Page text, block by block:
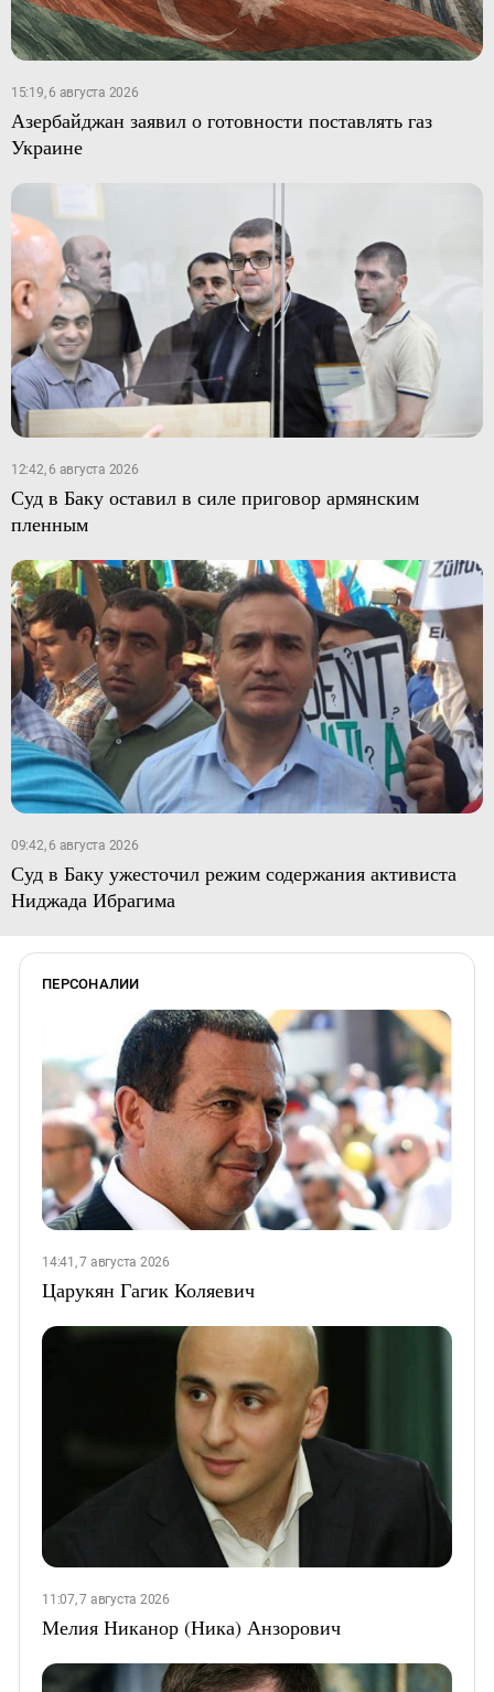
15:19, 6 августа 2026
Азербайджан заявил о готовности поставлять газ
Украине
12:42, 6 августа 2026
Суд в Баку оставил в силе приговор армянским
пленным
09:42, 6 августа 2026
Суд в Баку ужесточил режим содержания активиста
Ниджада Ибрагима
ПЕРСОНАЛИИ
14:41, 7 августа 2026
Царукян Гагик Коляевич
11:07, 7 августа 2026
Мелия Никанор (Ника) Анзорович